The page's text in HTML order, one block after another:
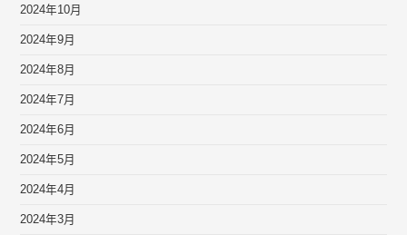
2024年10月
2024年9月
2024年8月
2024年7月
2024年6月
2024年5月
2024年4月
2024年3月